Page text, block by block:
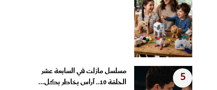
5
مسلسل مازلت في السابعة عشر
الحلقة 10.. آراس يخاطر بكل...